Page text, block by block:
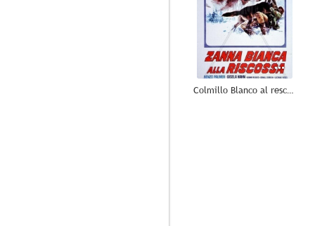
Colmillo Blanco al rescate